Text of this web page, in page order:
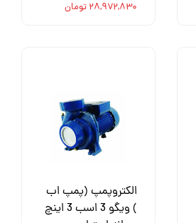
۲۸,۹۷۲,۸۳۰ تومان
الکتروپمپ (پمپ اب
) ویگو 3 اسب 3 اینچ